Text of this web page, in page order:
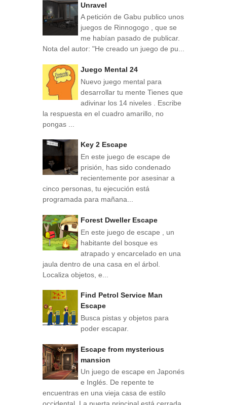
Unravel
A petición de Gabu publico unos
juegos de Rinnogogo , que se
me habían pasado de publicar.
Nota del autor: "He creado un juego de pu...
Juego Mental 24
Nuevo juego mental para
desarrollar tu mente Tienes que
adivinar los 14 niveles . Escribe
la respuesta en el cuadro amarillo, no
pongas ...
Key 2 Escape
En este juego de escape de
prisión, has sido condenado
recientemente por asesinar a
cinco personas, tu ejecución está
programada para mañana...
Forest Dweller Escape
En este juego de escape , un
habitante del bosque es
atrapado y encarcelado en una
jaula dentro de una casa en el árbol.
Localiza objetos, e...
Find Petrol Service Man
Escape
Busca pistas y objetos para
poder escapar.
Escape from mysterious
mansion
Un juego de escape en Japonés
e Inglés. De repente te
encuentras en una vieja casa de estilo